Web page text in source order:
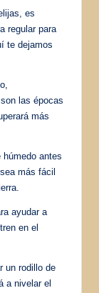
es
regular para
te dejamos
las épocas
más
antes
más fácil
ayudar a
en el
un rodillo de
a nivelar el